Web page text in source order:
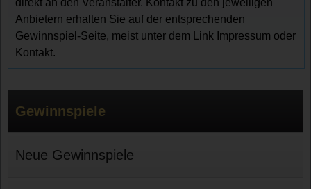
Anbietern erhalten Sie auf der entsprechenden
Gewinnspiel-Seite, meist unter dem Link Impressum oder
Kontakt.
Gewinnspiele
Neue Gewinnspiele